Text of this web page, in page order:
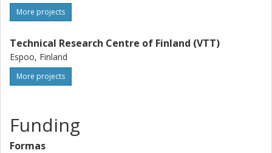
More projects
Technical Research Centre of Finland (VTT)
Espoo, Finland
More projects
Funding
Formas